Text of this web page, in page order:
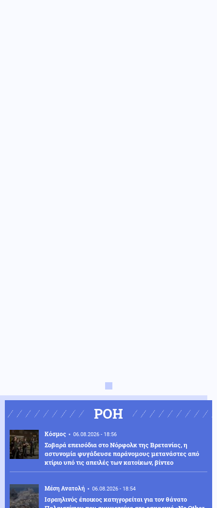
ΡΟΗ
Κόσμος 06.08.2026 - 18:56
Σοβαρά επεισόδια στο Νόρφολκ της Βρετανίας, η
αστυνομία φυγάδευσε παράνομους μετανάστες από
κτίριο υπό τις απειλές των κατοίκων, βίντεο
Μέση Ανατολή 06.08.2026 - 18:54
Ισραηλινός έποικος κατηγορείται για τον θάνατο